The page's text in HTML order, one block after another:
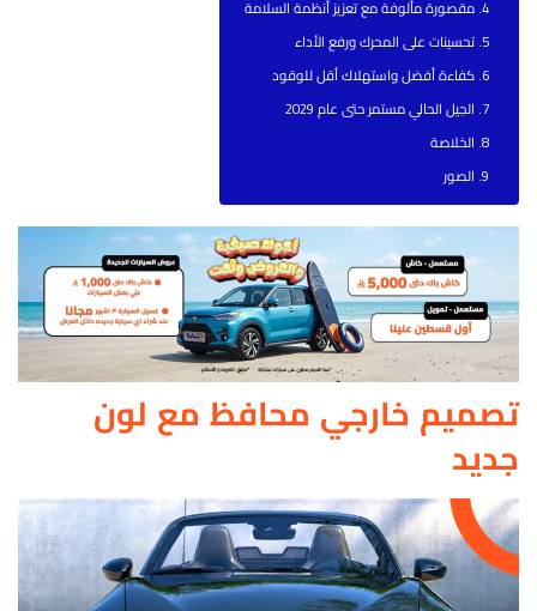
مقصورة مألوفة مع تعزيز أنظمة السلامة
تحسينات على المحرك ورفع الأداء
كفاءة أفضل واستهلاك أقل للوقود
الجيل الحالي مستمر حتى عام 2029
الخلاصة
الصور
تصميم خارجي محافظ مع لون
جديد